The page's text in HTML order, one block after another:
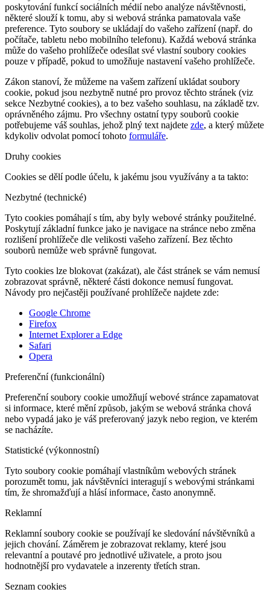
poskytování funkcí sociálních médií nebo analýze návštěvnosti,
některé slouží k tomu, aby si webová stránka pamatovala vaše
preference. Tyto soubory se ukládají do vašeho zařízení (např. do
počítače, tabletu nebo mobilního telefonu). Každá webová stránka
může do vašeho prohlížeče odesílat své vlastní soubory cookies
pouze v případě, pokud to umožňuje nastavení vašeho prohlížeče.
Zákon stanoví, že můžeme na vašem zařízení ukládat soubory
cookie, pokud jsou nezbytně nutné pro provoz těchto stránek (viz
sekce Nezbytné cookies), a to bez vašeho souhlasu, na základě tzv.
oprávněného zájmu. Pro všechny ostatní typy souborů cookie
potřebujeme váš souhlas, jehož plný text najdete zde, a který můžete
kdykoliv odvolat pomocí tohoto formuláře.
Druhy cookies
Cookies se dělí podle účelu, k jakému jsou využívány a ta takto:
Nezbytné (technické)
Tyto cookies pomáhají s tím, aby byly webové stránky použitelné.
Poskytují základní funkce jako je navigace na stránce nebo změna
rozlišení prohlížeče dle velikosti vašeho zařízení. Bez těchto
souborů nemůže web správně fungovat.
Tyto cookies lze blokovat (zakázat), ale část stránek se vám nemusí
zobrazovat správně, některé části dokonce nemusí fungovat.
Návody pro nejčastěji používané prohlížeče najdete zde:
Google Chrome
Firefox
Internet Explorer a Edge
Safari
Opera
Preferenční (funkcionální)
Preferenční soubory cookie umožňují webové stránce zapamatovat
si informace, které mění způsob, jakým se webová stránka chová
nebo vypadá jako je váš preferovaný jazyk nebo region, ve kterém
se nacházíte.
Statistické (výkonnostní)
Tyto soubory cookie pomáhají vlastníkům webových stránek
porozumět tomu, jak návštěvníci interagují s webovými stránkami
tím, že shromažďují a hlásí informace, často anonymně.
Reklamní
Reklamní soubory cookie se používají ke sledování návštěvníků a
jejich chování. Záměrem je zobrazovat reklamy, které jsou
relevantní a poutavé pro jednotlivé uživatele, a proto jsou
hodnotnější pro vydavatele a inzerenty třetích stran.
Seznam cookies